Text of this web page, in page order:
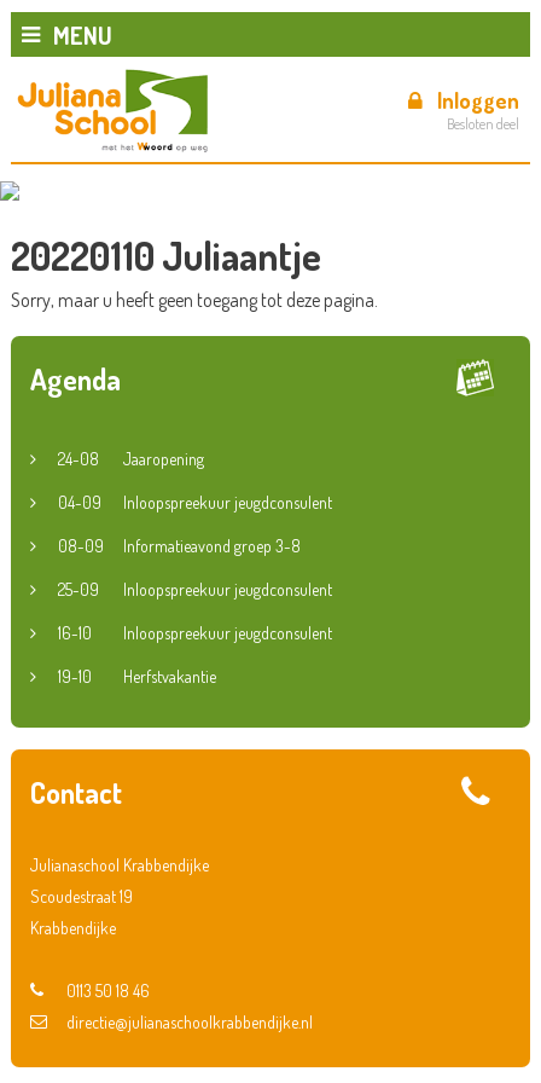
MENU
Inloggen
Besloten deel
20220110 Juliaantje
Sorry, maar u heeft geen toegang tot deze pagina.
Agenda
24-08 Jaaropening
04-09 Inloopspreekuur jeugdconsulent
08-09 Informatieavond groep 3-8
25-09 Inloopspreekuur jeugdconsulent
16-10 Inloopspreekuur jeugdconsulent
19-10 Herfstvakantie
Contact
Julianaschool Krabbendijke
Scoudestraat 19
Krabbendijke
0113 50 18 46
directie@julianaschoolkrabbendijke.nl